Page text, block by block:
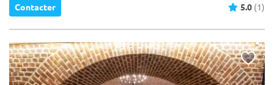
Contacter 5.0 (1)